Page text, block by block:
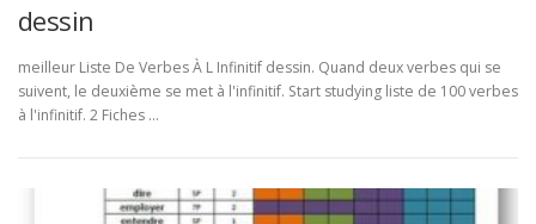
dessin
meilleur Liste De Verbes À L Infinitif dessin. Quand deux verbes qui se
suivent, le deuxième se met à l'infinitif. Start studying liste de 100 verbes
à l'infinitif. 2 Fiches …